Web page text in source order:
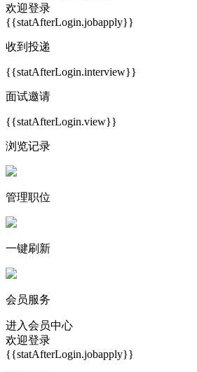
欢迎登录
{{statAfterLogin.jobapply}}
收到投递
{{statAfterLogin.interview}}
面试邀请
{{statAfterLogin.view}}
浏览记录
管理职位
一键刷新
会员服务
进入会员中心
欢迎登录
{{statAfterLogin.jobapply}}